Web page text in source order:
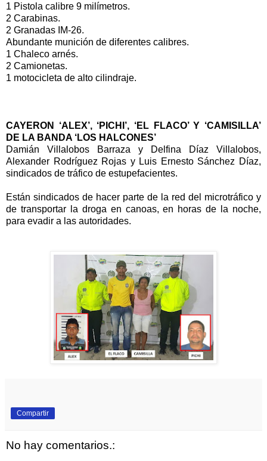
1 Pistola calibre 9 milímetros.
2 Carabinas.
2 Granadas IM-26.
Abundante munición de diferentes calibres.
1 Chaleco arnés.
2 Camionetas.
1 motocicleta de alto cilindraje.
CAYERON ‘ALEX’, ‘PICHI’, ‘EL FLACO’ Y ‘CAMISILLA’
DE LA BANDA ‘LOS HALCONES’
Damián Villalobos Barraza y Delfina Díaz Villalobos,
Alexander Rodríguez Rojas y Luis Ernesto Sánchez Díaz,
sindicados de tráfico de estupefacientes.
Están sindicados de hacer parte de la red del microtráfico y
de transportar la droga en canoas, en horas de la noche,
para evadir a las autoridades.
Compartir
No hay comentarios.: